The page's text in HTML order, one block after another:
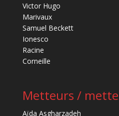
Victor Hugo
Marivaux
Samuel Beckett
Ionesco
Racine
Corneille
Metteurs /
Aïda Asgharzadeh